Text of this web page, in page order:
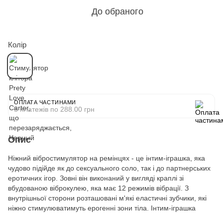
До обраного
Колір
ОПЛАТА ЧАСТИНАМИ
5 платежів по 288.00 грн
Опис
Ніжний вібростимулятор на ремінцях - це інтим-іграшка, яка
чудово підійде як до сексуального соло, так і до партнерських
еротичних ігор. Зовні він виконаний у вигляді краплі зі
вбудованою віброкулею, яка має 12 режимів вібрації. З
внутрішньої сторони розташовані м'які еластичні зубчики, які
ніжно стимулюватимуть ерогенні зони тіла. Інтим-іграшка